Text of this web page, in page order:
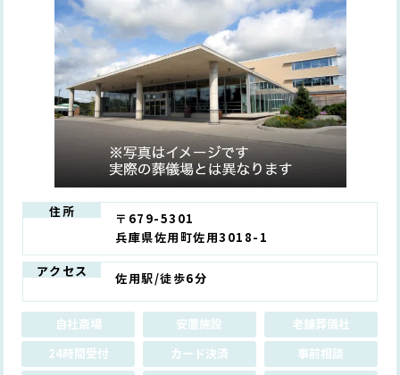
住所
〒679-5301
兵庫県佐用町佐用3018-1
アクセス 佐用駅/徒歩6分
自社斎場 安置施設
老舗葬儀社
24時間受付
カード決済
事前相談